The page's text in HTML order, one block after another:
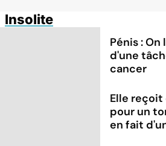
Insolite
Pénis :
d'une
cancer
Elle
pour un
en fait